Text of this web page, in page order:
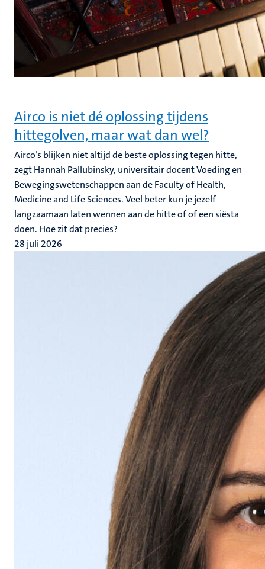
Airco is niet dé oplossing tijdens
hittegolven, maar wat dan wel?
Airco’s blijken niet altijd de beste oplossing tegen hitte,
zegt Hannah Pallubinsky, universitair docent Voeding en
Bewegingswetenschappen aan de Faculty of Health,
Medicine and Life Sciences. Veel beter kun je jezelf
langzaamaan laten wennen aan de hitte of of een siësta
doen. Hoe zit dat precies?
28 juli 2026